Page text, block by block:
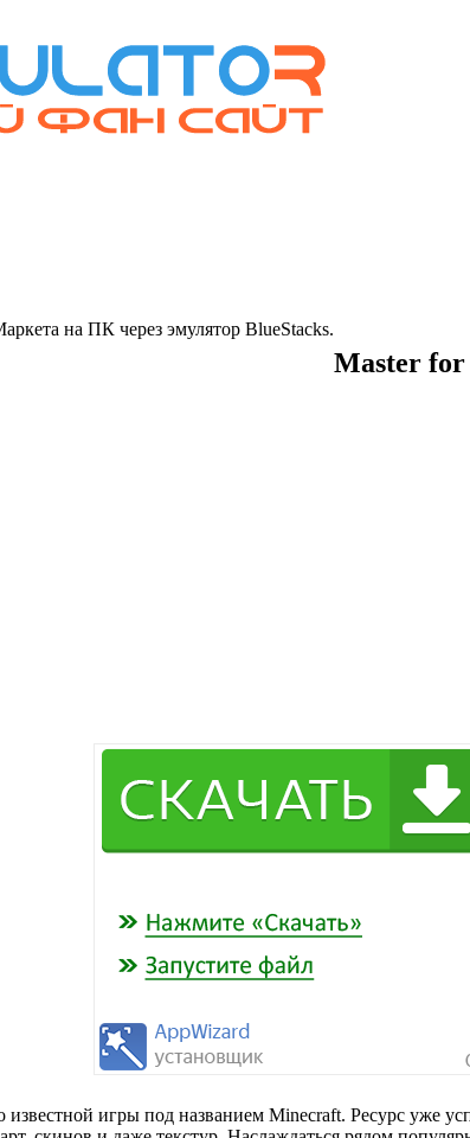
на ПК через эмулятор BlueStacks.
Master
игры под названием Minecraft. Ресурс уже